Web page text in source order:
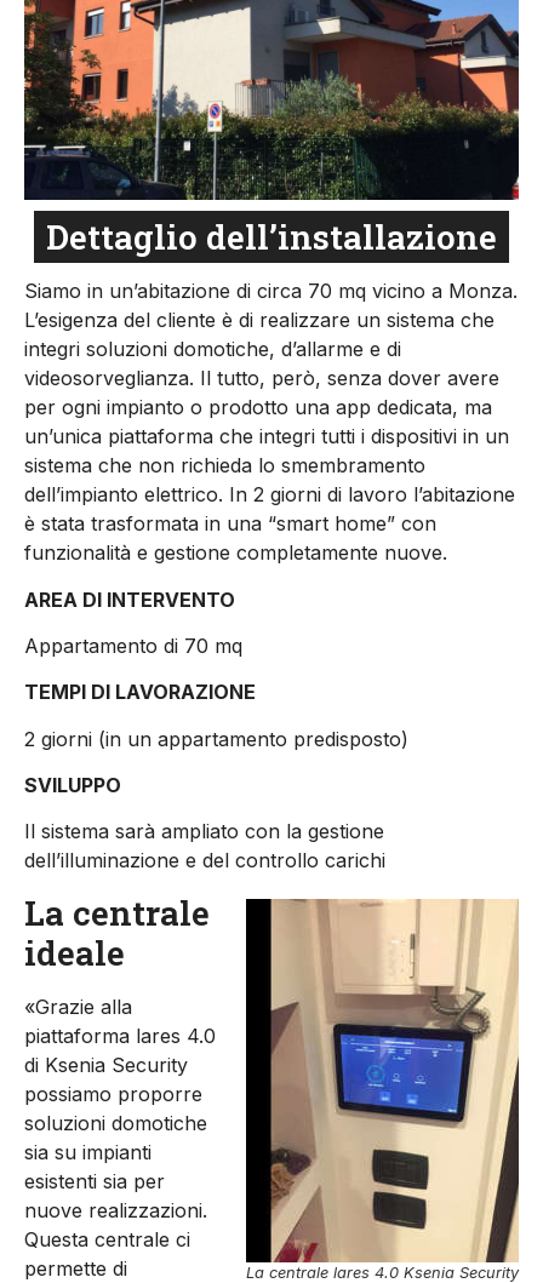
Dettaglio dell’installazione
Siamo in un’abitazione di circa 70 mq vicino a Monza.
L’esigenza del cliente è di realizzare un sistema che
integri soluzioni domotiche, d’allarme e di
videosorveglianza. Il tutto, però, senza dover avere
per ogni impianto o prodotto una app dedicata, ma
un’unica piattaforma che integri tutti i dispositivi in un
sistema che non richieda lo smembramento
dell’impianto elettrico. In 2 giorni di lavoro l’abitazione
è stata trasformata in una “smart home” con
funzionalità e gestione completamente nuove.
AREA DI INTERVENTO
Appartamento di 70 mq
TEMPI DI LAVORAZIONE
2 giorni (in un appartamento predisposto)
SVILUPPO
Il sistema sarà ampliato con la gestione
dell’illuminazione e del controllo carichi
La centrale lares 4.0 Ksenia Security
La centrale
ideale
«Grazie alla
piattaforma lares 4.0
di Ksenia Security
possiamo proporre
soluzioni domotiche
sia su impianti
esistenti sia per
nuove realizzazioni.
Questa centrale ci
permette di